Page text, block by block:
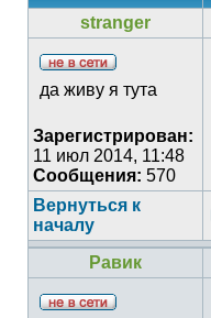
stranger
да живу я тута
Зарегистрирован:
11 июл 2014, 11:48
Сообщения: 570
Вернуться к
началу
Равик